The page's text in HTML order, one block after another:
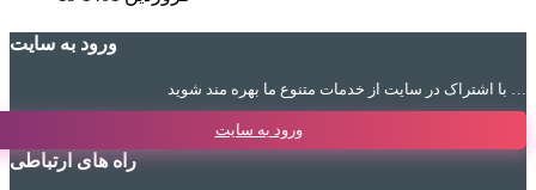
ورود به سایت
ورود به سایت
راه های ارتباطی